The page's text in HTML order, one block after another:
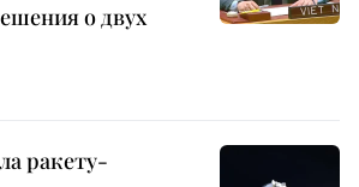
о двух
ракету-